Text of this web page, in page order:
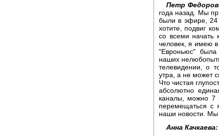
Петр
года назад. Мы
были в эфире, 24
хотите, подвиг
со всеми начать
человек, я имею
"Евроньюс" была
наших
телевидении, о
утра, а не может
Что чистая
абсолютно
каналы, можно 7
перемещаться с
наши новости. Мы
Анна Качкаева: